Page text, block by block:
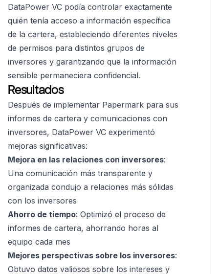
DataPower VC podía controlar exactamente
quién tenía acceso a información específica
de la cartera, estableciendo diferentes niveles
de permisos para distintos grupos de
inversores y garantizando que la información
sensible permaneciera confidencial.
Resultados
Después de implementar Papermark para sus
informes de cartera y comunicaciones con
inversores, DataPower VC experimentó
mejoras significativas:
Mejora en las relaciones con inversores:
Una comunicación más transparente y
organizada condujo a relaciones más sólidas
con los inversores
Ahorro de tiempo: Optimizó el proceso de
informes de cartera, ahorrando horas al
equipo cada mes
Mejores perspectivas sobre los inversores:
Obtuvo datos valiosos sobre los intereses y